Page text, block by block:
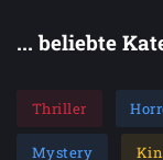
... beliebte
Thriller
Mystery